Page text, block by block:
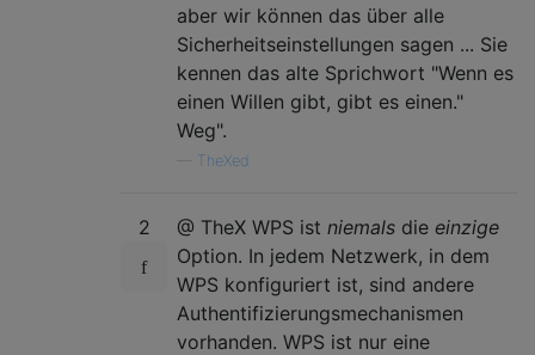
aber wir können das über alle
Sicherheitseinstellungen sagen ... Sie
kennen das alte Sprichwort "Wenn es
einen Willen gibt, gibt es einen."
Weg".
TheXed
2 @ TheX WPS ist niemals die einzige
Option. In jedem Netzwerk, in dem
WPS konfiguriert ist, sind andere
Authentifizierungsmechanismen
vorhanden. WPS ist nur eine